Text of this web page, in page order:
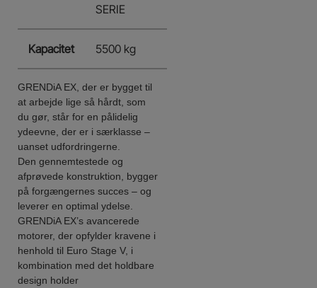
SERIE
Kapacitet 5500 kg
GRENDiA EX, der er bygget til
at arbejde lige så hårdt, som
du gør, står for en pålidelig
ydeevne, der er i særklasse –
uanset udfordringerne.
Den gennemtestede og
afprøvede konstruktion, bygger
på forgængernes succes – og
leverer en optimal ydelse.
GRENDiA EX’s avancerede
motorer, der opfylder kravene i
henhold til Euro Stage V, i
kombination med det holdbare
design holder